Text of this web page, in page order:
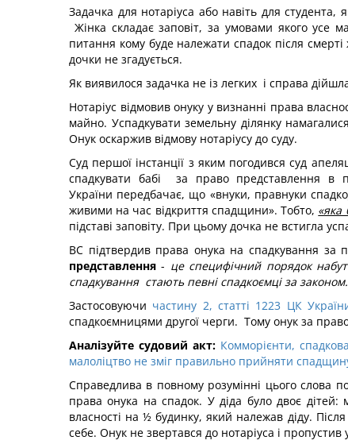
Задачка для нотаріуса або навіть для студента,
Жінка складає заповіт, за умовами якого усе
питання кому буде належати спадок після
дочки не згадується.
Як виявилося задачка не із легких і справа
Нотаріус відмовив онуку у визнанні права
майно. Успадкувати земельну ділянку
Онук оскаржив відмову нотаріусу до суду.
Суд першої інстанції з яким погодився суд
спадкувати бабі за право представлення в
України передбачає, що «внуки, правнуки
живими на час відкриття спадщини». Тобто, «яка
підставі заповіту. При цьому дочка не встигла
ВС підтвердив права онука на спадкування за
представлення - це специфічний порядок
спадкування стають певні спадкоємці за законом.
Застосовуючи частину 2, статті 1223 ЦК
спадкоємницями другої черги. Тому онук за
Аналізуйте судовий акт: Комморієнти,
малоліцтво не зміг правильно прийняти
Справедлива в повному розумінні цього слова
права онука на спадок. У діда було двоє
власності на ½ будинку, який належав діду.
себе. Онук не звертався до нотаріуса і